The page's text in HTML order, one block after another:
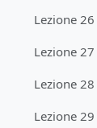
Lezione
Lezione
Lezione
Lezione